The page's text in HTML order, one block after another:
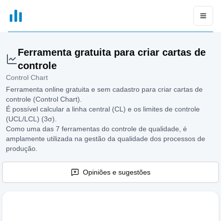
xGrapher
Ferramenta gratuita para criar cartas de
controle
Control Chart
Ferramenta online gratuita e sem cadastro para criar cartas de
controle (Control Chart).
É possível calcular a linha central (CL) e os limites de controle
(UCL/LCL) (3σ).
Como uma das 7 ferramentas do controle de qualidade, é
amplamente utilizada na gestão da qualidade dos processos de
produção.
Opiniões e sugestões